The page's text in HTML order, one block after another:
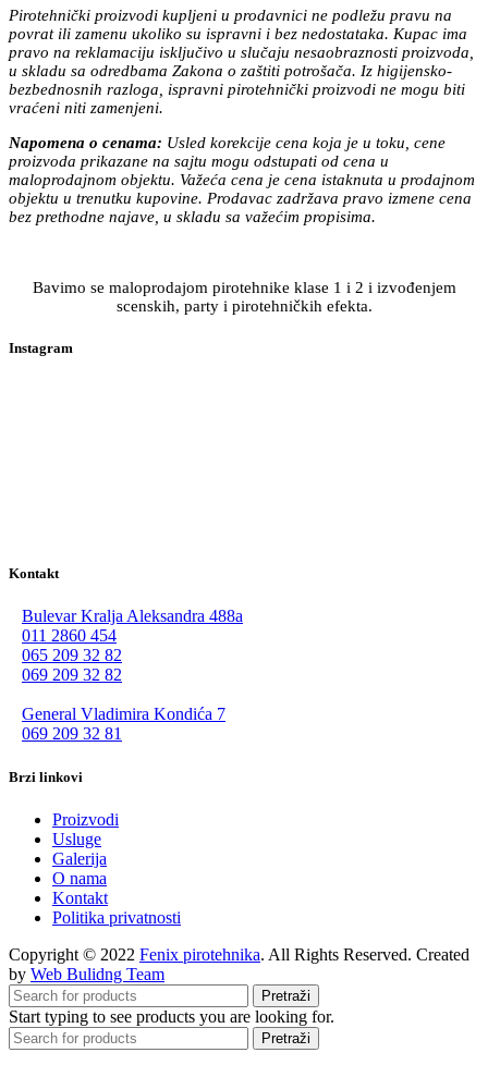
Pirotehnički proizvodi kupljeni u prodavnici ne podležu pravu na
povrat ili zamenu ukoliko su ispravni i bez nedostataka. Kupac ima
pravo na reklamaciju isključivo u slučaju nesaobraznosti proizvoda,
u skladu sa odredbama Zakona o zaštiti potrošača. Iz higijensko-
bezbednosnih razloga, ispravni pirotehnički proizvodi ne mogu biti
vraćeni niti zamenjeni.
Napomena o cenama: Usled korekcije cena koja je u toku, cene
proizvoda prikazane na sajtu mogu odstupati od cena u
maloprodajnom objektu. Važeća cena je cena istaknuta u prodajnom
objektu u trenutku kupovine. Prodavac zadržava pravo izmene cena
bez prethodne najave, u skladu sa važećim propisima.
Bavimo se maloprodajom pirotehnike klase 1 i 2 i izvođenjem
scenskih, party i pirotehničkih efekta.
Instagram
Kontakt
Bulevar Kralja Aleksandra 488a
011 2860 454
065 209 32 82
069 209 32 82
General Vladimira Kondića 7
069 209 32 81
Brzi linkovi
Proizvodi
Usluge
Galerija
O nama
Kontakt
Politika privatnosti
Copyright © 2022 Fenix pirotehnika. All Rights Reserved. Created
by Web Bulidng Team
Pretraži
Start typing to see products you are looking for.
Pretraži